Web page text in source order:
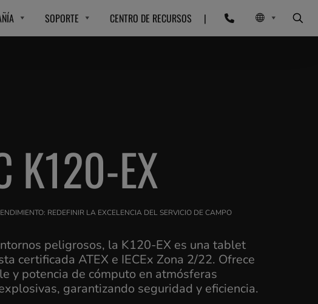
SOPORTE CENTRO DE RECURSOS |
K120-EX
REDEFINIR LA EXCELENCIA DEL SERVICIO DE CAMPO
peligrosos, la K120-EX es una tablet
certificada ATEX e IECEx Zona 2/22. Ofrece
y potencia de cómputo en atmósferas
garantizando seguridad y eficiencia.